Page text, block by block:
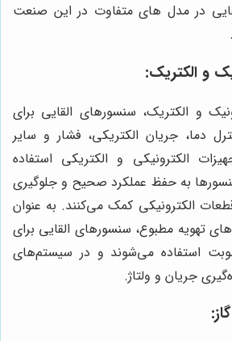
در مدل های متفاوت در این صنعت
و الکتریک:
و الکتریک، سنسورهای القایی برای
دما، جریان الکتریکی، فشار و سایر
الکترونیکی و الکتریکی استفاده
به حفظ عملکرد صحیح و جلوگیری
الکترونیکی کمک می‌کنند. به عنوان
تهویه مطبوع، سنسورهای القایی برای
استفاده می‌شوند و در سیستم‌های
جریان و ولتاژ.